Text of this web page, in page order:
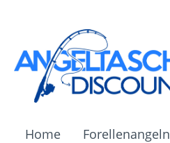
Home Forellenangeln